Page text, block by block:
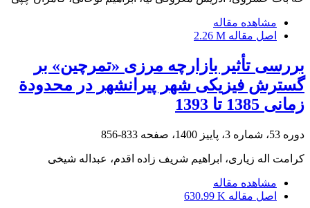
مشاهده مقاله
اصل مقاله 2.26 M
بررسی تأثیر بازارچه مرزی «تمرچین» بر
گسترش فیزیکی شهر پیرانشهر در محدودة
زمانی 1385 تا 1393
دوره 53، شماره 3، پاییز 1400، صفحه 833-856
کرامت اله زیاری، ابراهیم شریف زاده اقدم، عبداله شیخی
مشاهده مقاله
اصل مقاله 630.99 K